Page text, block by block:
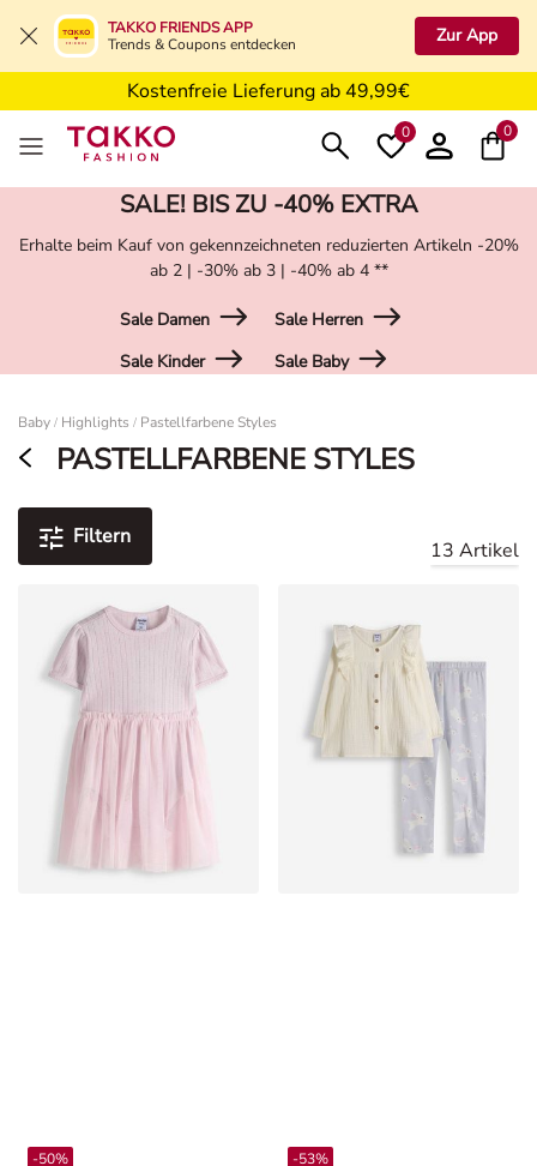
TAKKO FRIENDS APP
Trends & Coupons entdecken
Zur App
Kostenfreie Retoure in der Filiale
Kostenfreie Lieferung ab 49,99€
5€ Gutschein nach Registrierung*
0 0
SALE! BIS ZU -40% EXTRA
Erhalte beim Kauf von gekennzeichneten reduzierten Artikeln -20%
ab 2 | -30% ab 3 | -40% ab 4 **
Sale Damen
Sale Herren
Sale Kinder
Sale Baby
Baby / Highlights / Pastellfarbene Styles
PASTELLFARBENE STYLES
Filtern
13 Artikel
-50%
-53%